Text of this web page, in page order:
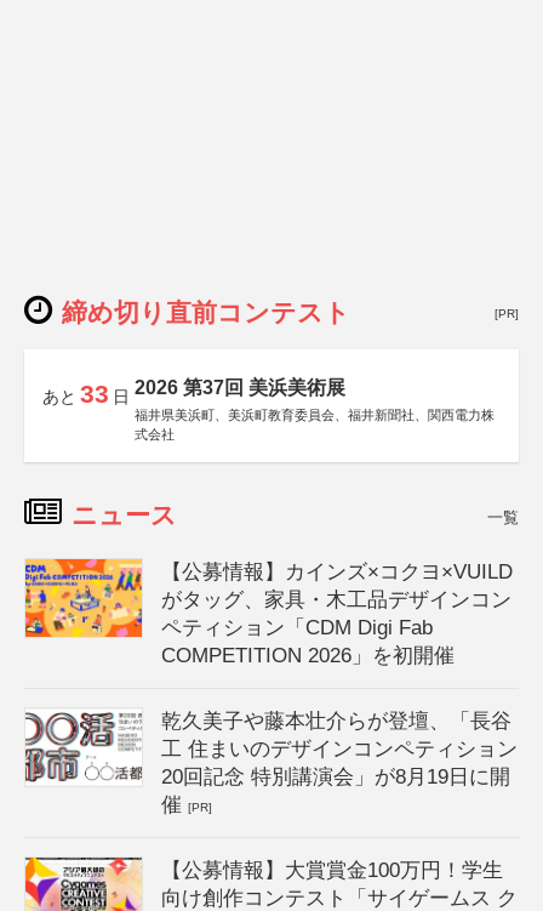
締め切り直前コンテスト [PR]
あと 33 日 2026 第37回 美浜美術展
福井県美浜町、美浜町教育委員会、福井新聞社、関西電力株
式会社
ニュース 一覧
【公募情報】カインズ×コクヨ×VUILD
がタッグ、家具・木工品デザインコン
ペティション「CDM Digi Fab
COMPETITION 2026」を初開催
乾久美子や藤本壮介らが登壇、「長谷
工 住まいのデザインコンペティション
20回記念 特別講演会」が8月19日に開
催[PR]
【公募情報】大賞賞金100万円！学生
向け創作コンテスト「サイゲームス ク